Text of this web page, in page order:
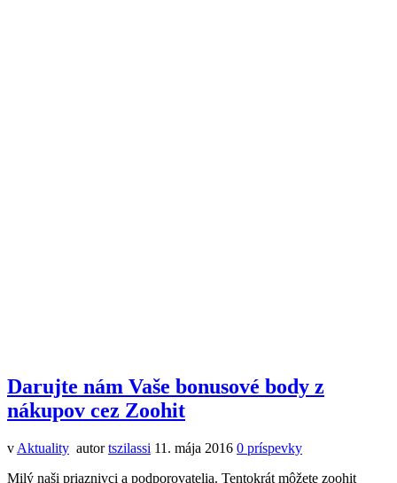
Darujte nám Vaše bonusové body z
nákupov cez Zoohit
v Aktuality autortszilassi 11. mája 2016 0 príspevky
Milý naši priaznivci a podporovatelia. Tentokrát môžete zoohit